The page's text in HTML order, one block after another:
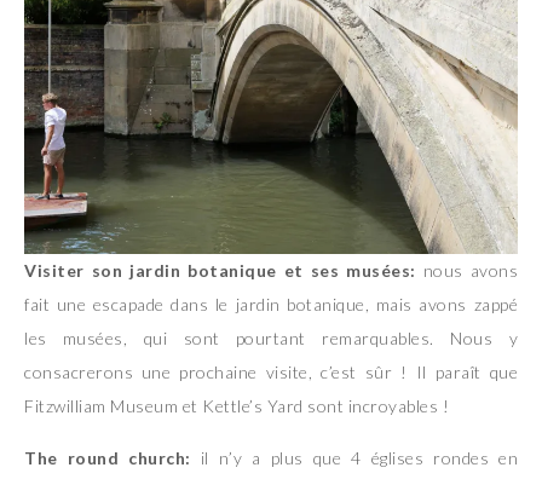
Visiter son jardin botanique et ses musées: nous avons
fait une escapade dans le jardin botanique, mais avons zappé
les musées, qui sont pourtant remarquables. Nous y
consacrerons une prochaine visite, c’est sûr ! Il paraît que
Fitzwilliam Museum et Kettle’s Yard sont incroyables !
The round church: il n’y a plus que 4 églises rondes en